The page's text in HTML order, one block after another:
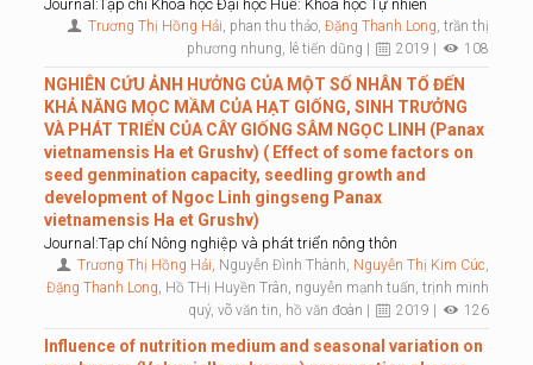
Journal:Tạp chí Khoa học Đại học Huế: Khoa học Tự nhiên
Trương Thị Hồng Hải, phan thu thảo,Đặng Thanh Long, trần thị
phương nhung, lê tiến dũng |
2019 | 108
NGHIÊN CỨU ẢNH HƯỞNG CỦA MỘT SỐ NHÂN TỐ ĐẾN
KHẢ NĂNG MỌC MẦM CỦA HẠT GIỐNG, SINH TRƯỞNG
VÀ PHÁT TRIỂN CỦA CÂY GIỐNG SÂM NGỌC LINH (Panax
vietnamensis Ha et Grushv) ( Effect of some factors on
seed genmination capacity, seedling growth and
development of Ngoc Linh gingseng Panax
vietnamensis Ha et Grushv)
Journal:Tạp chí Nông nghiệp và phát triển nông thôn
Trương Thị Hồng Hải, Nguyễn Đình Thành, Nguyễn Thị Kim Cúc,
Đặng Thanh Long, Hồ THị Huyền Trân, nguyễn mạnh tuấn, trịnh minh
quý, võ văn tin, hồ văn đoàn |
2019 | 126
Influence of nutrition medium and seasonal variation on